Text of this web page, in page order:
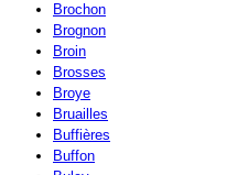
Brochon
Brognon
Broin
Brosses
Broye
Bruailles
Buffières
Buffon